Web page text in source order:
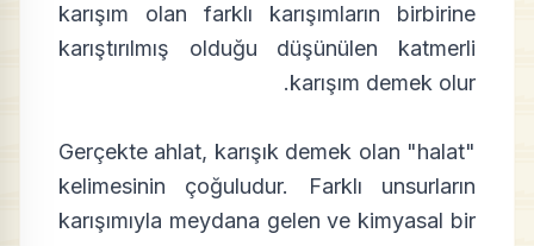
karışım olan farklı karışımların birbirine
karıştırılmış olduğu düşünülen katmerli
karışım demek olur.
Gerçekte ahlat, karışık demek olan "halat"
kelimesinin çoğuludur. Farklı unsurların
karışımıyla meydana gelen ve kimyasal bir